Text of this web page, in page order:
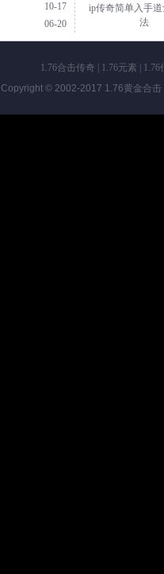
10-17
06-20
ip传奇简单入手
法
1.76合击传奇 1.76元素
1.76
Copyright © 2002-2017 1.76黄金合击